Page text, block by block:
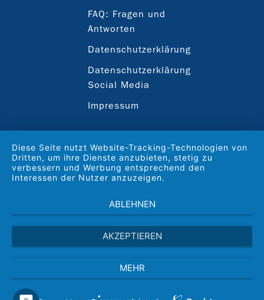
FAQ: Fragen und
Antworten
Datenschutzerklärung
Datenschutzerklärung
Social Media
Impressum
Diese Seite nutzt Website-Tracking-Technologien von
Dritten, um ihre Dienste anzubieten, stetig zu
verbessern und Werbung entsprechend den
Interessen der Nutzer anzuzeigen.
ABLEHNEN
AKZEPTIEREN
MEHR